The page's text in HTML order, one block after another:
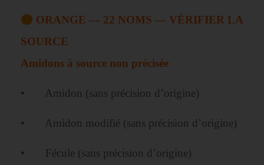
ORANGE — 22 NOMS — VÉRIFIER LA
SOURCE
Amidons à source non précisée
• Amidon (sans précision d’origine)
• Amidon modifié (sans précision d’origine)
• Fécule (sans précision d’origine)